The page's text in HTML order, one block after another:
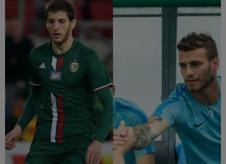
FM YouTube +
Hírek
Labdarúgás
Szakosztályok